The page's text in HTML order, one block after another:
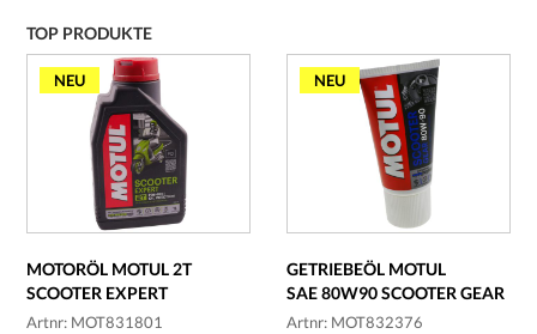
TOP PRODUKTE
NEU
MOTORÖL MOTUL 2T
SCOOTER EXPERT
TEILSYNTHETI...
Artnr: MOT831801
NEU
GETRIEBEÖL MOTUL
SAE 80W90 SCOOTER GEAR
Artnr: MOT832376